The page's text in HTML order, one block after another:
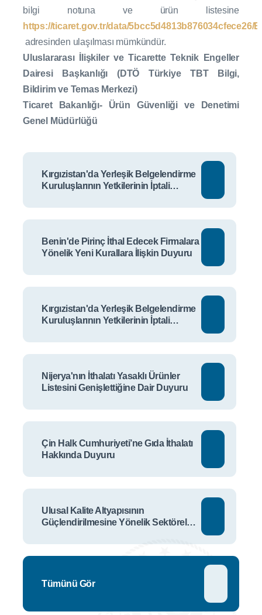
Kırgızistan'da Yerleşik Belgelendirme
Kuruluşlarının Yetkilerinin İptali
Benin'de Pirinç İthal Edecek Firmalara
Yönelik Yeni Kurallara İlişkin Duyuru
Kırgızistan'da Yerleşik Belgelendirme
Kuruluşlarının Yetkilerinin İptali
Nijerya'nın İthalatı Yasaklı Ürünler
Listesini Genişlettiğine Dair Duyuru
Çin Halk Cumhuriyeti’ne Gıda İthalatı
Hakkında Duyuru
Ulusal Kalite Altyapısının
Güçlendirilmesine Yönelik Sektörel
Tümünü Gör
bilgi notuna ve ürün listesine
https://ticaret.gov.tr/data/
adresinden ulaşılması mümkündür.
Uluslararası İlişkiler ve Ticarette Teknik Engeller
Dairesi Başkanlığı (DTÖ Türkiye TBT Bilgi,
Bildirim ve Temas Merkezi)
Ticaret Bakanlığı- Ürün Güvenliği ve Denetimi
Genel Müdürlüğü